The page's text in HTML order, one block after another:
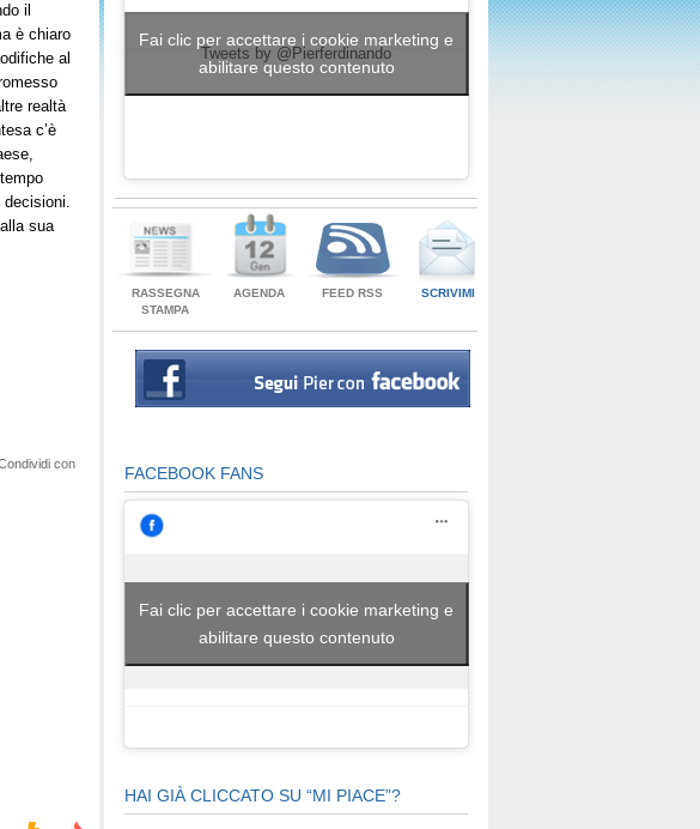
il
è chiaro
al
realtà
c’è
decisioni.
sua
con
Tweets by @Pierferdinando
Fai clic per accettare i cookie marketing e
abilitare questo contenuto
RASSEGNA
STAMPA
AGENDA FEED RSS SCRIVIMI
FACEBOOK FANS
Fai clic per accettare i cookie marketing e
abilitare questo contenuto
HAI GIÀ CLICCATO SU “MI PIACE”?